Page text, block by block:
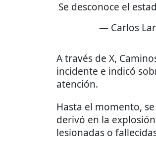
Se desconoce el
— Carlos
A través de X,
incidente e indicó
atención.
Hasta el momento,
derivó en la
lesionadas o